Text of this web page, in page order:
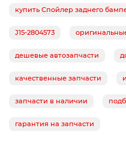
купить Спойлер заднего
J15-2804573
дешевые автозапчасти
качественные запчасти
запчасти в наличии
гарантия на запчасти